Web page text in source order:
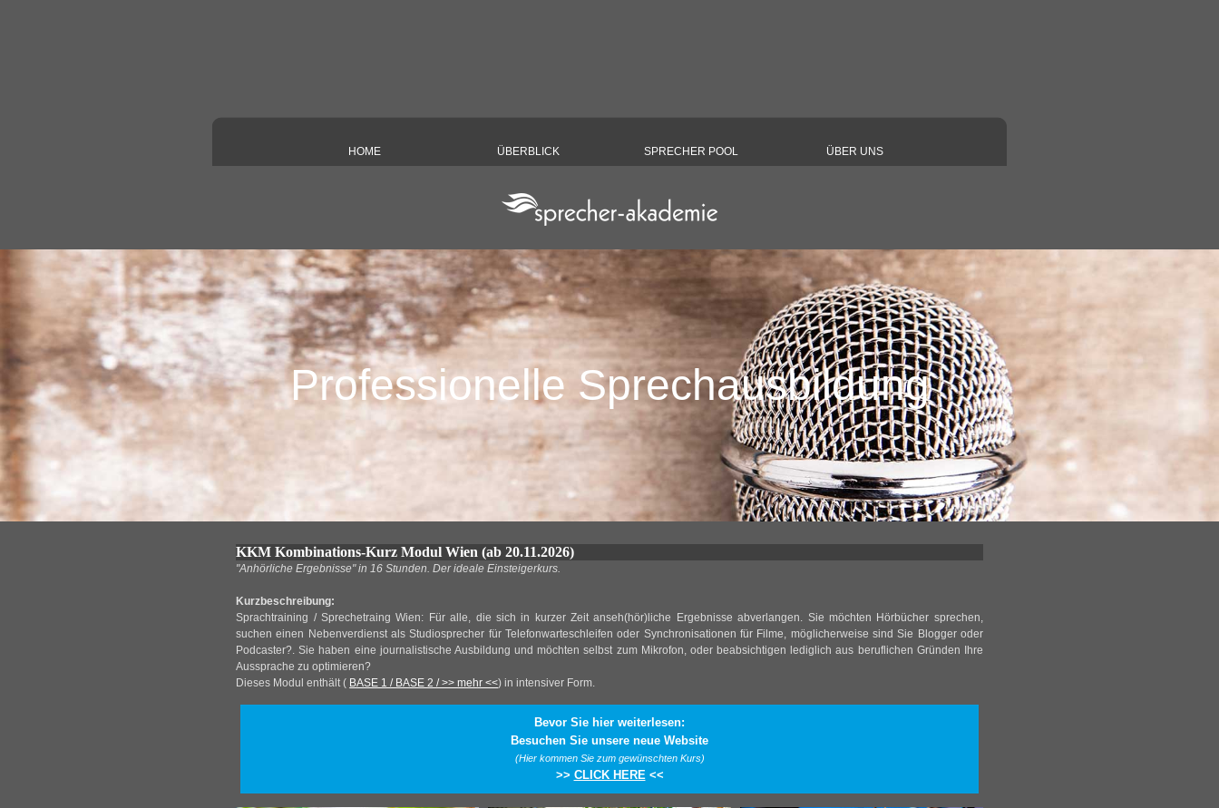
HOME ▼
ÜBERBLICK SPRECHER POOL ▼
ÜBER UNS
Professionelle Sprechausbildung
KKM Kombinations-Kurz Modul Wien (ab 20.11.2026)
"Anhörliche Ergebnisse" in 16 Stunden. Der ideale Einsteigerkurs.
Kurzbeschreibung:
Sprachtraining / Sprechetraing Wien: Für alle, die sich in kurzer Zeit anseh(hör)liche Ergebnisse abverlangen. Sie möchten Hörbücher sprechen,
suchen einen Nebenverdienst als Studiosprecher für Telefonwarteschleifen oder Synchronisationen für Filme, möglicherweise sind Sie Blogger oder
Podcaster?. Sie haben eine journalistische Ausbildung und möchten selbst zum Mikrofon, oder beabsichtigen lediglich aus beruflichen Gründen Ihre
Aussprache zu optimieren?
Dieses Modul enthält( BASE 1 / BASE 2 / >> mehr <<) in intensiver Form.
Bevor Sie hier weiterlesen:
Besuchen Sie unsere neue Website
(Hier kommen Sie zum gewünschten Kurs)
>> CLICK HERE <<